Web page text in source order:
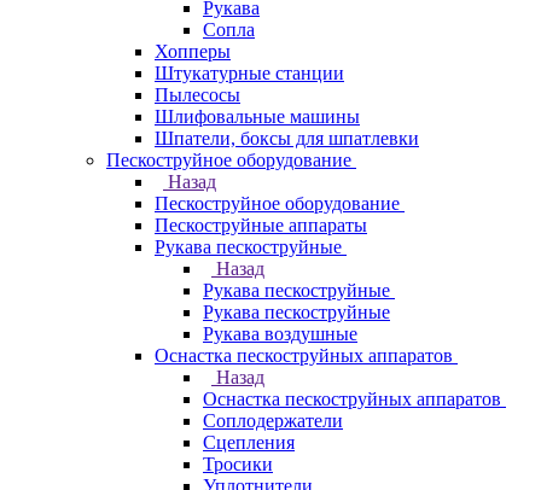
Рукава
Сопла
Хопперы
Штукатурные станции
Пылесосы
Шлифовальные машины
Шпатели, боксы для шпатлевки
Пескоструйное оборудование
Назад
Пескоструйное оборудование
Пескоструйные аппараты
Рукава пескоструйные
Назад
Рукава пескоструйные
Рукава пескоструйные
Рукава воздушные
Оснастка пескоструйных аппаратов
Назад
Оснастка пескоструйных аппаратов
Соплодержатели
Сцепления
Тросики
Уплотнители